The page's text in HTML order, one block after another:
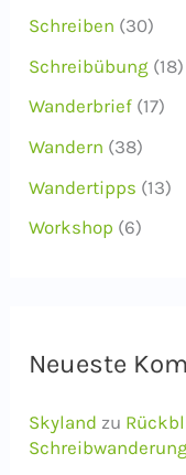
Schreiben (30)
Schreibübung (18)
Wanderbrief (17)
Wandern (38)
Wandertipps (13)
Workshop (6)
Neueste
Skyland zu